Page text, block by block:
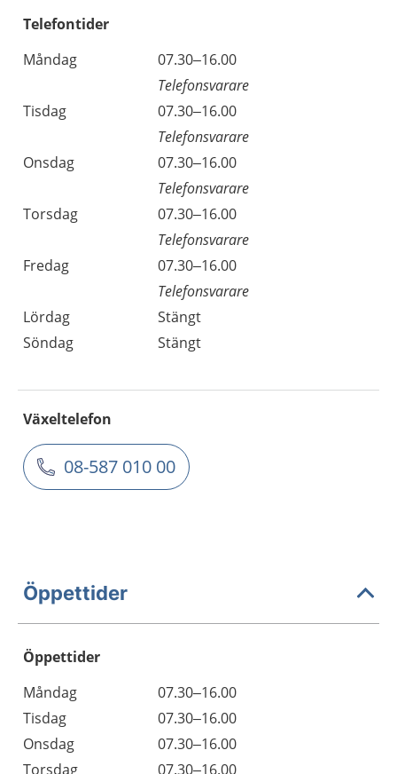
Telefontider
Måndag
07.30–16.00
Telefonsvarare
Tisdag
07.30–16.00
Telefonsvarare
Onsdag
07.30–16.00
Telefonsvarare
Torsdag
07.30–16.00
Telefonsvarare
Fredag
07.30–16.00
Telefonsvarare
Lördag
Stängt
Söndag
Stängt
Växeltelefon
08-587 010 00
Öppettider
Öppettider
Dag
Öppettider
Kommentarer
Måndag
07.30–16.00
Tisdag
07.30–16.00
Onsdag
07.30–16.00
Torsdag
07.30–16.00